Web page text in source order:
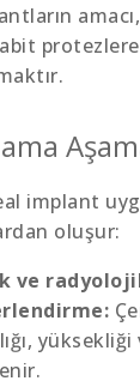
implant
oluşur:
ve